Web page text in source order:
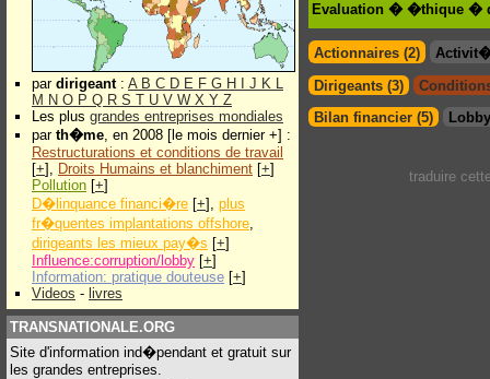
par dirigeant: A B C D E F G H J K L
M N O P Q R S T U V W X Y Z
Les plus grandes entreprises mondiales
par th�me, en 2008 [le mois dernier +] :
Restructurations et conditions de travail
[+], Droits Humains et blanchiment [+]
Pollution [+]
D�linquance financi�re [+], plus
fr�quentes implantations offshore,
dirigeants les mieux pay�s [+]
Influence:corruption/lobby [+]
Information: pratique douteuse [+]
Videos - livres
TRANSNATIONALE.ORG
Site d'information ind�pendant et gratuit sur
les grandes entreprises.
Evaluation � �thique �
Actionnaires (2)
Dirigeants (3)
Bilan financier (5)
traduire